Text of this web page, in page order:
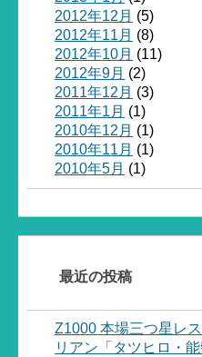
2012年12月 (5)
2012年11月 (8)
2012年10月 (11)
2012年9月 (2)
2011年12月 (3)
2011年1月 (1)
2010年12月 (1)
2010年11月 (1)
2010年5月 (1)
最近の投稿
Z1000 本場三つ星レ
リアン「タツヒロ・